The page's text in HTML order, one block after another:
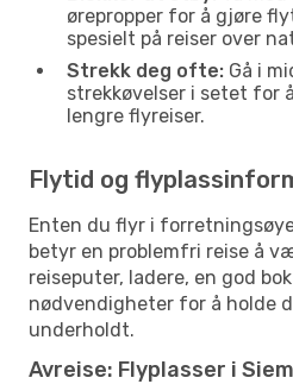
ørepropper for å gjøre
spesielt på reiser over
Strekk deg ofte: Gå i
strekkøvelser i setet for
lengre flyreiser.
Flytid og
Enten du flyr i
betyr en problemfri reise å
reiseputer, ladere, en god
nødvendigheter for å holde
underholdt.
Avreise: Flyplasser i